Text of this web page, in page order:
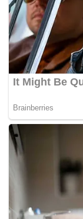
dan beritahu
terkejut dan
Media semalam
lemas selepas
Kuala Muda,
Bagaimanapun
dan hujan lebat
menyebabkan
BHonline-